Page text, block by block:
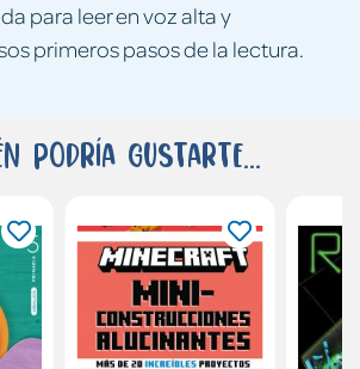
para leer en voz alta y
primeros pasos de la lectura.
podría gustarte...